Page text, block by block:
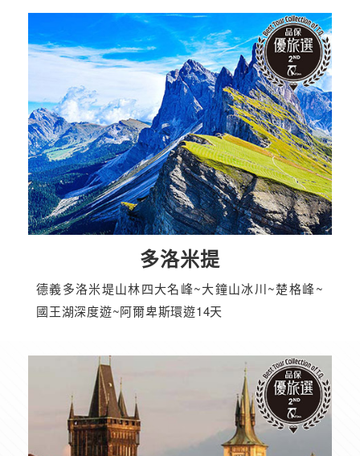
多洛米提
德義多洛米堤山林四大名峰~大鐘山冰川~楚格峰~
國王湖深度遊~阿爾卑斯環遊14天